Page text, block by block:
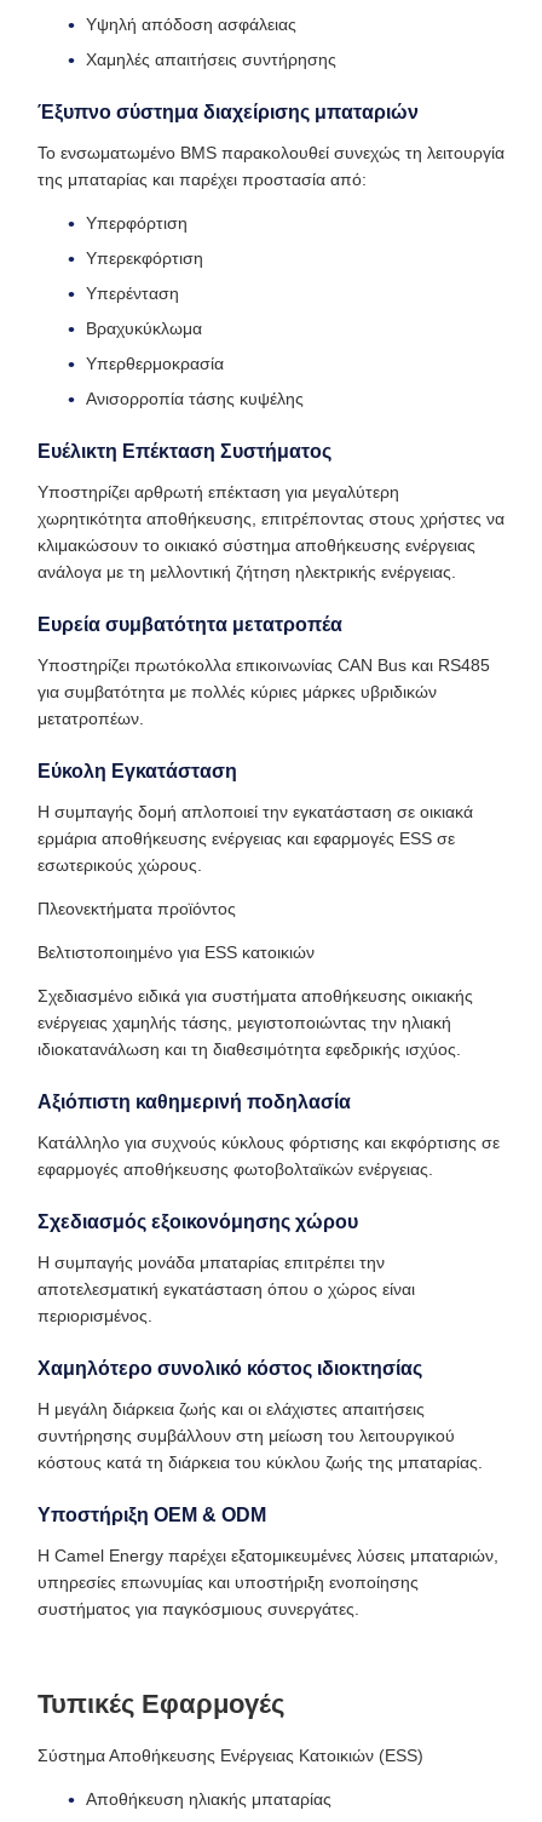
Υψηλή απόδοση ασφάλειας
Χαμηλές απαιτήσεις συντήρησης
Έξυπνο σύστημα διαχείρισης μπαταριών
Το ενσωματωμένο BMS παρακολουθεί συνεχώς τη λειτουργία
της μπαταρίας και παρέχει προστασία από:
Υπερφόρτιση
Υπερεκφόρτιση
Υπερένταση
Βραχυκύκλωμα
Υπερθερμοκρασία
Ανισορροπία τάσης κυψέλης
Ευέλικτη Επέκταση Συστήματος
Υποστηρίζει αρθρωτή επέκταση για μεγαλύτερη
χωρητικότητα αποθήκευσης, επιτρέποντας στους χρήστες να
κλιμακώσουν το οικιακό σύστημα αποθήκευσης ενέργειας
ανάλογα με τη μελλοντική ζήτηση ηλεκτρικής ενέργειας.
Ευρεία συμβατότητα μετατροπέα
Υποστηρίζει πρωτόκολλα επικοινωνίας CAN Bus και RS485
για συμβατότητα με πολλές κύριες μάρκες υβριδικών
μετατροπέων.
Εύκολη Εγκατάσταση
Η συμπαγής δομή απλοποιεί την εγκατάσταση σε οικιακά
ερμάρια αποθήκευσης ενέργειας και εφαρμογές ESS σε
εσωτερικούς χώρους.
Πλεονεκτήματα προϊόντος
Βελτιστοποιημένο για ESS κατοικιών
Σχεδιασμένο ειδικά για συστήματα αποθήκευσης οικιακής
ενέργειας χαμηλής τάσης, μεγιστοποιώντας την ηλιακή
ιδιοκατανάλωση και τη διαθεσιμότητα εφεδρικής ισχύος.
Αξιόπιστη καθημερινή ποδηλασία
Κατάλληλο για συχνούς κύκλους φόρτισης και εκφόρτισης σε
εφαρμογές αποθήκευσης φωτοβολταϊκών ενέργειας.
Σχεδιασμός εξοικονόμησης χώρου
Η συμπαγής μονάδα μπαταρίας επιτρέπει την
αποτελεσματική εγκατάσταση όπου ο χώρος είναι
περιορισμένος.
Χαμηλότερο συνολικό κόστος ιδιοκτησίας
Η μεγάλη διάρκεια ζωής και οι ελάχιστες απαιτήσεις
συντήρησης συμβάλλουν στη μείωση του λειτουργικού
κόστους κατά τη διάρκεια του κύκλου ζωής της μπαταρίας.
Υποστήριξη OEM & ODM
Η Camel Energy παρέχει εξατομικευμένες λύσεις μπαταριών,
υπηρεσίες επωνυμίας και υποστήριξη ενοποίησης
συστήματος για παγκόσμιους συνεργάτες.
Τυπικές Εφαρμογές
Σύστημα Αποθήκευσης Ενέργειας Κατοικιών (ESS)
Αποθήκευση ηλιακής μπαταρίας